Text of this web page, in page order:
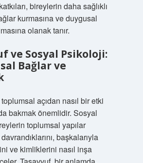
bireylerin daha sağlıklı
kurmasına ve duygusal
olanak tanır.
ve Sosyal Psikoloji:
Bağlar ve
açıdan nasıl bir etki
bakmak önemlidir. Sosyal
toplumsal yapılar
başkalarıyla
ve kimliklerini nasıl inşa